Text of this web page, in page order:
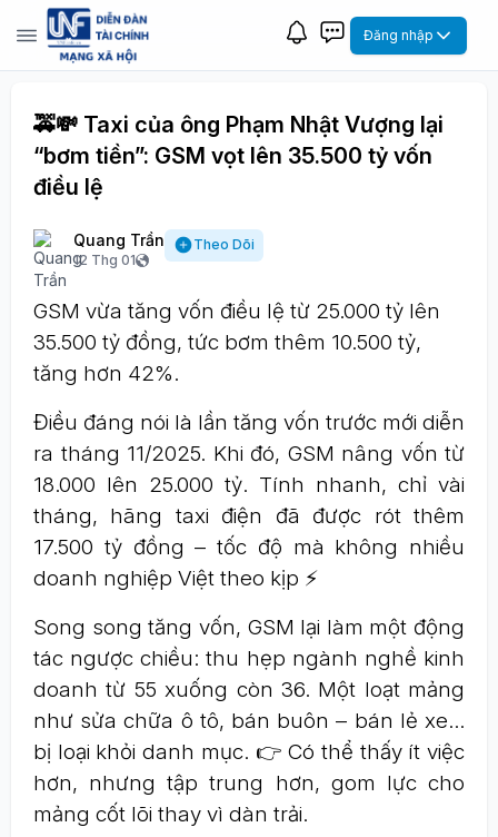
Đăng nhập
🚕💸 Taxi của ông Phạm Nhật Vượng lại
“bơm tiền”: GSM vọt lên 35.500 tỷ vốn
điều lệ
Quang Trần
12 Thg 01
Theo Dõi
GSM vừa tăng vốn điều lệ từ 25.000 tỷ lên
35.500 tỷ đồng, tức bơm thêm 10.500 tỷ,
tăng hơn 42%.
Điều đáng nói là lần tăng vốn trước mới diễn
ra tháng 11/2025. Khi đó, GSM nâng vốn từ
18.000 lên 25.000 tỷ. Tính nhanh, chỉ vài
tháng, hãng taxi điện đã được rót thêm
17.500 tỷ đồng – tốc độ mà không nhiều
doanh nghiệp Việt theo kịp ⚡
Song song tăng vốn, GSM lại làm một động
tác ngược chiều: thu hẹp ngành nghề kinh
doanh từ 55 xuống còn 36. Một loạt mảng
như sửa chữa ô tô, bán buôn – bán lẻ xe…
bị loại khỏi danh mục. 👉 Có thể thấy ít việc
hơn, nhưng tập trung hơn, gom lực cho
mảng cốt lõi thay vì dàn trải.